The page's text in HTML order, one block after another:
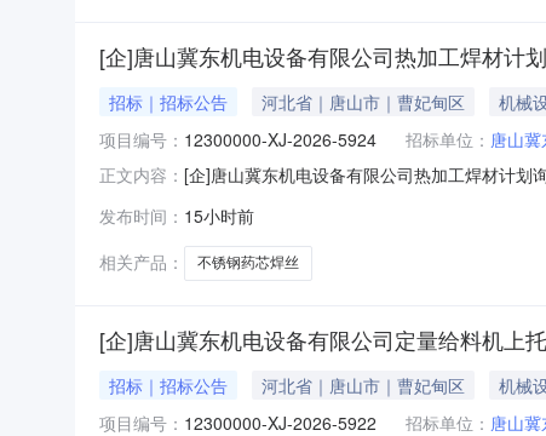
**、杜**、杜**、杜**、杨
**、杨**、杨**、杨**、杨
*、杨**、杨**、杨**、杨
**、杨**、杨**、杨**、杨
*、杨**、杨**、杨**、杨
*、杨**、杨****、杨**、
杨**、杨**、杨**、林**、
林**、林**、柳*、栗**、
栾**、栾**、梁**、梁**、
梁**、梁**、梁*、樊*、武
*、池**、沈**、沈**、洪
*、涂**、渠**、漆*、潘
*、焦**、焦**、熊*、熊
**、燕**、牛*、牛**、王
**、王**、王**、王**、王
[企]唐山冀东机电设备有限公司热加工焊材计
招标｜招标公告 河北省｜唐山市｜曹妃甸区 机械
项目编号： 12300000-XJ-2026-5924 招标单位： 唐山
正文内容： [企]唐山冀东机电设备有限公司热加工焊材计
础信息询比价编号：12300000-XJ-2026-5924
发布时间： 15小时前
相关产品：
不锈钢药芯焊丝
[企]唐山冀东机电设备有限公司定量给料机上
招标｜招标公告 河北省｜唐山市｜曹妃甸区 机械
项目编号： 12300000-XJ-2026-5922 招标单位： 唐山